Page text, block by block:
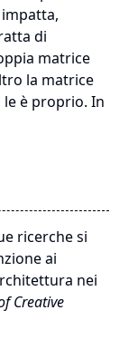
di
matrice
la matrice
è proprio. In
ricerche si
ai
nei
Creative